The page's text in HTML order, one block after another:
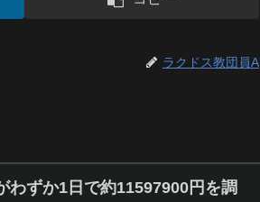
ラクドス教団員A
わずか1日で約11597900円を調